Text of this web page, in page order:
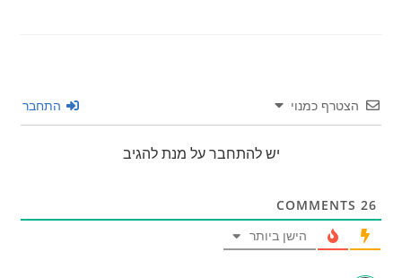
הצטרף כמנוי התחבר
יש להתחבר על מנת להגיב
26
הישן ביותר